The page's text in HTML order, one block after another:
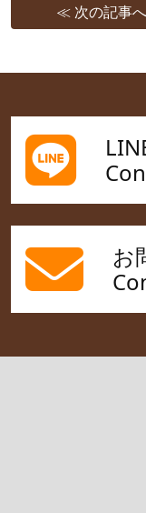
≪ 次の記事へ
お